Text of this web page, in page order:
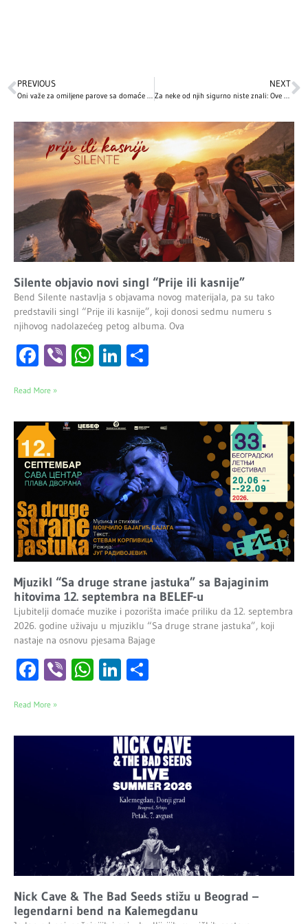
PREVIOUS NEXT
Silente objavio novi singl “Prije ili kasnije”
Bend Silente nastavlja s objavama novog materijala, pa su tako
predstavili singl “Prije ili kasnije”, koji donosi sedmu numeru s
njihovog nadolazećeg petog albuma. Ova
Facebook
ViberWhatsApp
LinkedIn
Read More »
Mjuzikl “Sa druge strane jastuka” sa Bajaginim
hitovima 12. septembra na BELEF-u
Ljubitelji domaće muzike i pozorišta imaće priliku da 12. septembra
2026. godine uživaju u mjuziklu “Sa druge strane jastuka”, koji
nastaje na osnovu pjesama Bajage
Facebook
ViberWhatsApp
LinkedIn
Read More »
Nick Cave & The Bad Seeds stižu u Beograd –
legendarni bend na Kalemegdanu